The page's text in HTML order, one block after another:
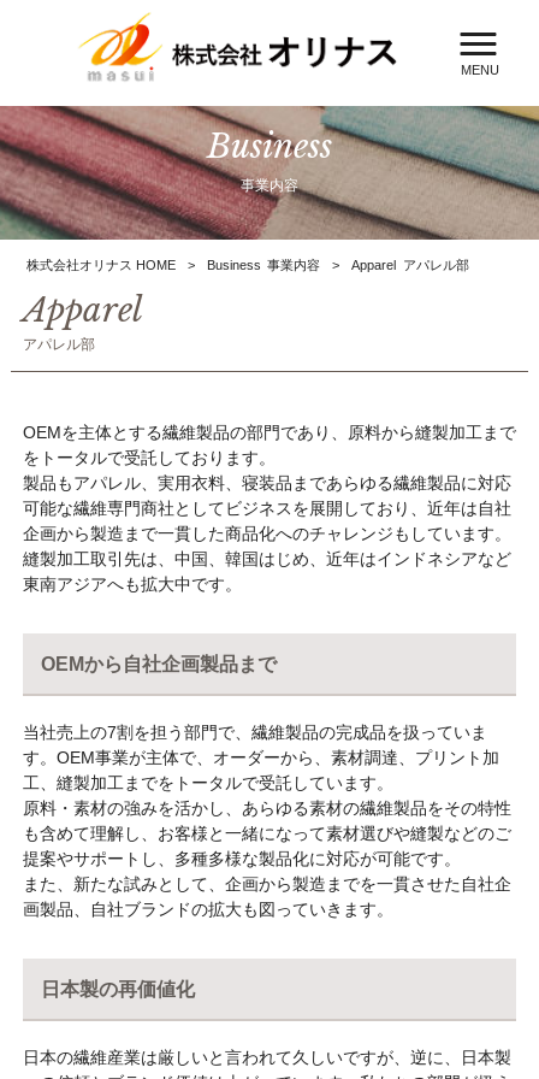
MENU
Business
事業内容
株式会社オリナス HOME > Business 事業内容 > Apparel アパレル部
Apparel
アパレル部
OEMを主体とする繊維製品の部門であり、原料から縫製加工まで
をトータルで受託しております。
製品もアパレル、実用衣料、寝装品まであらゆる繊維製品に対応
可能な繊維専門商社としてビジネスを展開しており、近年は自社
企画から製造まで一貫した商品化へのチャレンジもしています。
縫製加工取引先は、中国、韓国はじめ、近年はインドネシアなど
東南アジアへも拡大中です。
OEMから自社企画製品まで
当社売上の7割を担う部門で、繊維製品の完成品を扱っていま
す。OEM事業が主体で、オーダーから、素材調達、プリント加
工、縫製加工までをトータルで受託しています。
原料・素材の強みを活かし、あらゆる素材の繊維製品をその特性
も含めて理解し、お客様と一緒になって素材選びや縫製などのご
提案やサポートし、多種多様な製品化に対応が可能です。
また、新たな試みとして、企画から製造までを一貫させた自社企
画製品、自社ブランドの拡大も図っていきます。
日本製の再価値化
日本の繊維産業は厳しいと言われて久しいですが、逆に、日本製